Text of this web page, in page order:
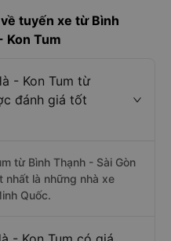
tuyến xe từ Bình
Kon Tum
- Kon Tum từ
đánh giá tốt
từ Bình Thạnh - Sài Gòn
là những nhà xe
Quốc.